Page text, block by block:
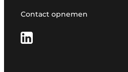
Contact opnemen